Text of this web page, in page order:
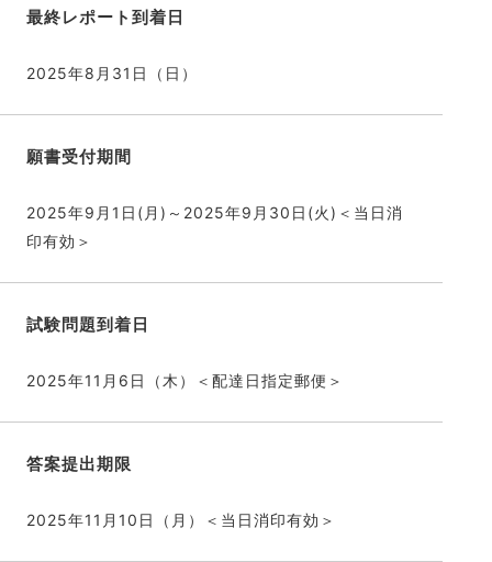
最終レポート到着日
2025年8月31日（日）
願書受付期間
2025年9月1日(月)～2025年9月30日(火)＜当日消
印有効＞
試験問題到着日
2025年11月6日（木）＜配達日指定郵便＞
答案提出期限
2025年11月10日（月）＜当日消印有効＞